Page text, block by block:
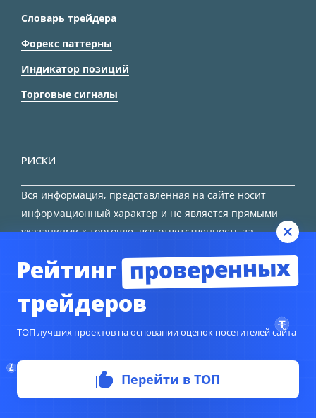
Словарь трейдера
Форекс паттерны
Индикатор позиций
Торговые сигналы
РИСКИ
Вся информация, представленная на сайте носит
информационный характер и не является прямыми
указаниями к торговле, вся ответственность за
© Copyright 2024TORFOREX.COM
Рейтинг проверенных
трейдеров
ТОП лучших проектов на основании оценок посетителей сайта
Перейти в ТОП